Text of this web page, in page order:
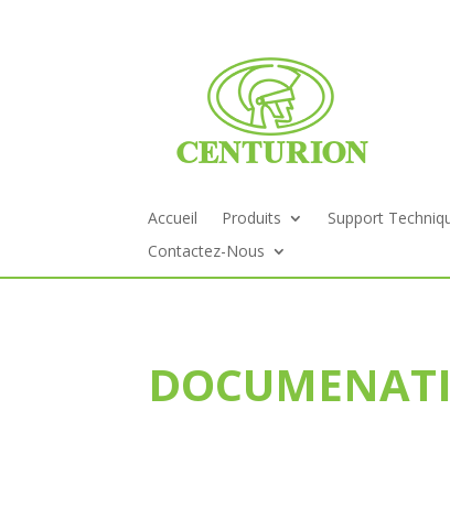
Accueil Produits Support
Contactez-Nous